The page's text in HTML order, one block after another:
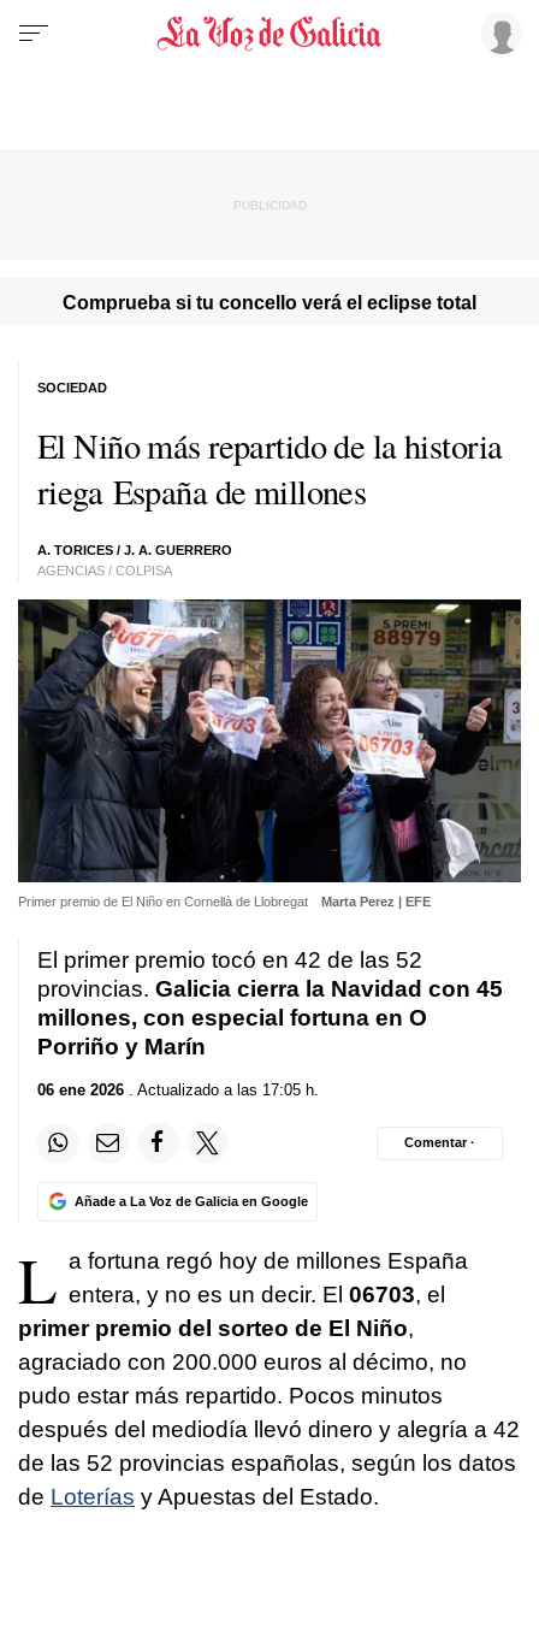
Comprueba si tu concello verá el eclipse total
El Niño más repartido de la historia
riega España de millones
A. TORICES / J. A. GUERRERO
AGENCIAS / COLPISA
SOCIEDAD
Primer premio de El Niño en Cornellà de Llobregat Marta Perez | EFE
El primer premio tocó en 42 de las 52
provincias. Galicia cierra la Navidad con 45
millones, con especial fortuna en O
Porriño y Marín
06 ene 2026 . Actualizado a las 17:05 h.
Añade a La Voz de Galicia en Google
Comentar ·
L a fortuna regó hoy de millones España
entera, y no es un decir. El 06703, el
primer premio del sorteo de El Niño,
agraciado con 200.000 euros al décimo, no
pudo estar más repartido. Pocos minutos
después del mediodía llevó dinero y alegría a 42
de las 52 provincias españolas, según los datos
de Loterías y Apuestas del Estado.